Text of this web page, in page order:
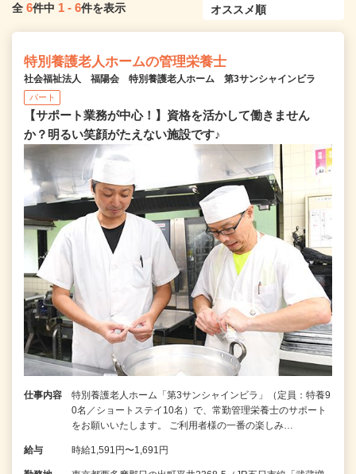
全 6件中 1 - 6件を表示
特別養護老人ホームの管理栄養士
社会福祉法人 福陽会 特別養護老人ホーム 第3サンシャインビラ
パート
【サポート業務が中心！】資格を活かして働きません
か？明るい笑顔がたえない施設です♪
仕事内容
特別養護老人ホーム「第3サンシャインビラ」（定員：特養9
0名／ショートステイ10名）で、常勤管理栄養士のサポート
をお願いいたします。 ご利用者様の一番の楽しみ…
給与 時給1,591円〜1,691円